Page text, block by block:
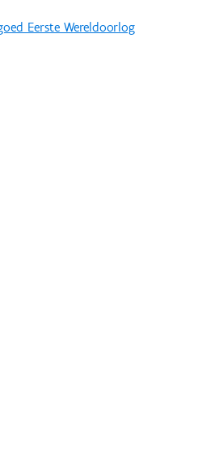
Eerste Wereldoorlog